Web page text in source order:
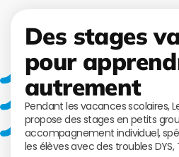
Des stages
pour
autrement
Pendant les vacances scolaires,
propose des stages en petits
accompagnement individuel,
les élèves avec des troubles DYS,